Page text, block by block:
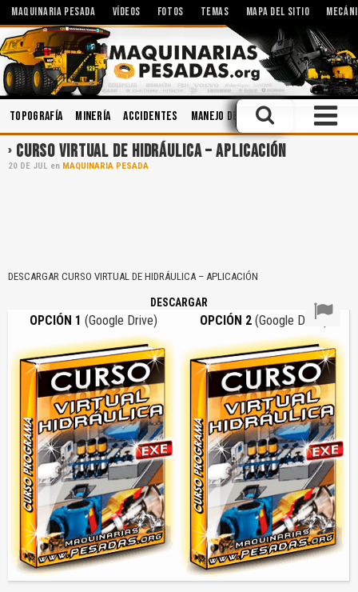
MAQUINARIA PESADA VÍDEOS FOTOS TEMAS MAPA DEL SITIO
Topografía Minería Accidentes Manejo Defensivo Operación
CURSO VIRTUAL DE HIDRÁULICA – APLICACIÓN
20 DE JUL en MAQUINARIA PESADA
DESCARGAR CURSO VIRTUAL DE HIDRÁULICA – APLICACIÓN
DESCARGAR
OPCIÓN 1 (Google Drive) OPCIÓN 2 (Google Drive)